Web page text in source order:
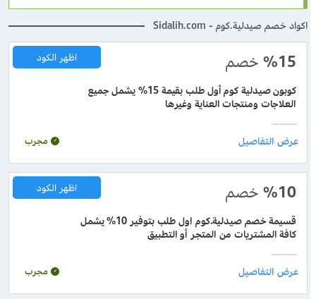
اكواد خصم صيدلية.كوم - Sidalih.com
%15 خصم
كوبون صيدلية كوم أول طلب بقيمة 15% يشمل جميع
العلاجات ومنتجات العناية وغيرها
اظهر الكود
مجرب
%10 خصم
قسيمة خصم صيدلية.كوم اول طلب بتوفير 10% يشمل
كافة المشتريات من المتجر أو التطبيق
اظهر الكود
مجرب